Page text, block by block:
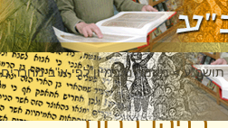
תושב"ע >מאמרים במיון לפי א"ב מחברים